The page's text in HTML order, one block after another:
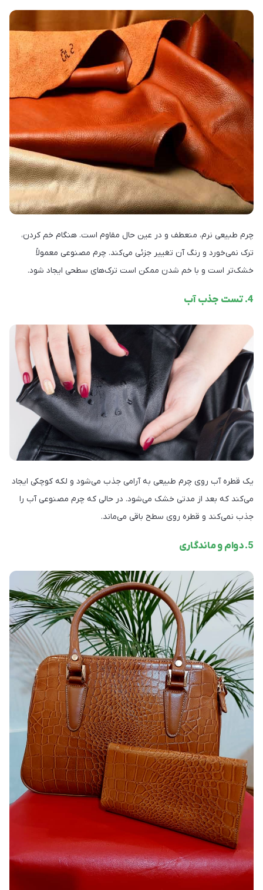
چرم طبیعی نرم، منعطف و در عین حال مقاوم است. هنگام خم کردن،
ترک نمی‌خورد و رنگ آن تغییر جزئی می‌کند. چرم مصنوعی معمولاً
خشک‌تر است و با خم شدن ممکن است ترک‌های سطحی ایجاد شود.
4. تست جذب آب
یک قطره آب روی چرم طبیعی به آرامی جذب می‌شود و لکه کوچکی ایجاد
می‌کند که بعد از مدتی خشک می‌شود. در حالی که چرم مصنوعی آب را
جذب نمی‌کند و قطره روی سطح باقی می‌ماند.
5. دوام و ماندگاری